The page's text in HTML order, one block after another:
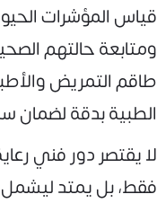
قياس المؤشرات
ومتابعة حالتهم
طاقم التمريض
الطبية بدقة لضمان
لا يقتصر دور فني
فقط، بل يمتد ليشمل